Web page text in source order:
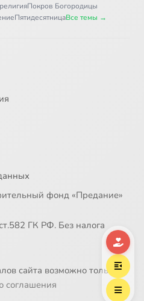
Покров Богородицы
ПятидесятницаВсе темы →
фонд «Предание»
ГК РФ. Без налога
сайта возможно только в
соглашения